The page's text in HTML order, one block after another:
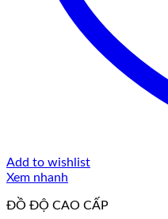
Add to wishlist
Xem nhanh
ĐỒ ĐỘ CAO CẤP